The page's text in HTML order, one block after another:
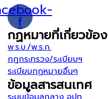
f
กฏหมายที่เกี่ยวข้อง
พ.ร.บ./พ.ร.ก.
กฎกระทรวง/ระเบียบฯ
ระเบียบกฏหมายอื่นๆ
ข้อมูลสารสนเทศ